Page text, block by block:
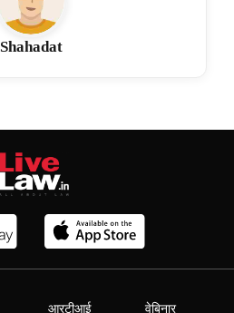
Shahadat
आरटीआई वेबिनार